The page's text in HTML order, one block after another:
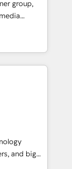
🏆
Digital
CRM
group,
in Chile,
reach to
creativity,
end-to-
digital
Spanish,
strategies
and big